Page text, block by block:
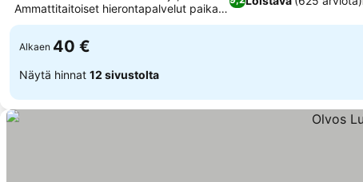
Ammattitaitoiset hierontapalvelut paikan
päällä
Alkaen 40 €
Näytä hinnat 12 sivustolta